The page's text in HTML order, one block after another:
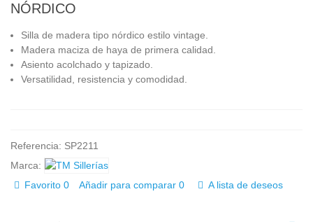
NÓRDICO
Silla de madera tipo nórdico estilo vintage.
Madera maciza de haya de primera calidad.
Asiento acolchado y tapizado.
Versatilidad, resistencia y comodidad.
Referencia: SP2211
Marca:
Favorito 0 Añadir para comparar 0 A lista de deseos